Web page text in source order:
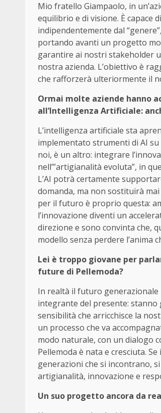
Mio fratello Giampaolo, in
equilibrio e di visione. È capace
indipendentemente dal
portando avanti un progetto
garantire ai nostri stakeholder
nostra azienda. L’obiettivo è
che rafforzerà ulteriormente il
Ormai molte aziende hanno
all’Intelligenza Artificiale:
L’intelligenza artificiale sta
implementato strumenti di AI
noi, è un altro: integrare
nell’”artigianalità evoluta”, in
L’AI potrà certamente
domanda, ma non sostituirà
per il futuro è proprio questa:
l’innovazione diventi un
direzione e sono convinta che,
modello senza perdere l’anima
Lei è troppo giovane per
future di Pellemoda?
In realtà il futuro generazionale
integrante del presente:
sensibilità che arricchisce la
un processo che va
modo naturale, con un dialogo
Pellemoda è nata e cresciuta.
generazioni che si incontrano,
artigianalità, innovazione e
Un suo progetto ancora da